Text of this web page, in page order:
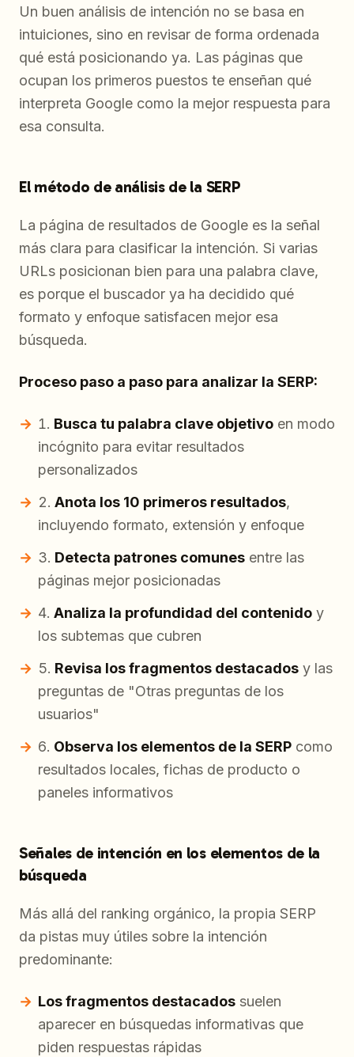
Un buen análisis de intención no se basa en
intuiciones, sino en revisar de forma ordenada
qué está posicionando ya. Las páginas que
ocupan los primeros puestos te enseñan qué
interpreta Google como la mejor respuesta para
esa consulta.
El método de análisis de la SERP
La página de resultados de Google es la señal
más clara para clasificar la intención. Si varias
URLs posicionan bien para una palabra clave,
es porque el buscador ya ha decidido qué
formato y enfoque satisfacen mejor esa
búsqueda.
Proceso paso a paso para analizar la SERP:
Busca tu palabra clave objetivo en modo
incógnito para evitar resultados
personalizados
Anota los 10 primeros resultados,
incluyendo formato, extensión y enfoque
Detecta patrones comunes entre las
páginas mejor posicionadas
Analiza la profundidad del contenido y
los subtemas que cubren
Revisa los fragmentos destacados y las
preguntas de "Otras preguntas de los
usuarios"
Observa los elementos de la SERP como
resultados locales, fichas de producto o
paneles informativos
Señales de intención en los elementos de la
búsqueda
Más allá del ranking orgánico, la propia SERP
da pistas muy útiles sobre la intención
predominante:
Los fragmentos destacados suelen
aparecer en búsquedas informativas que
piden respuestas rápidas